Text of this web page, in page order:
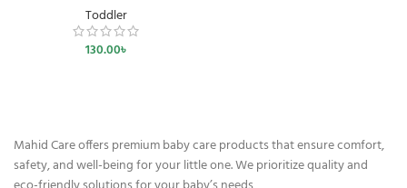
Toddler
130.00৳
Mahid Care offers premium baby care products that ensure comfort,
safety, and well-being for your little one. We prioritize quality and